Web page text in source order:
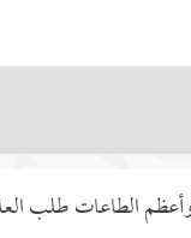
الطاعات طلب